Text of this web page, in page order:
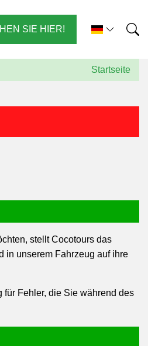
SIE HIER!
Startseite
stellt Cocotours das
in unserem Fahrzeug auf ihre
für Fehler, die Sie während des